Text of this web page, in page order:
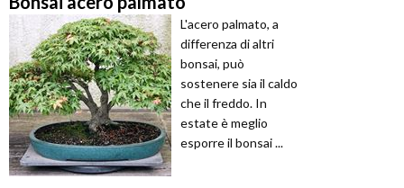
L'acero palmato, a
differenza di altri
bonsai, può
sostenere sia il caldo
che il freddo. In
estate è meglio
esporre il bonsai ...